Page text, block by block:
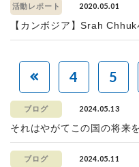
活動レポート 2020.05.01
【カンボジア】Srah
4 5
ブログ 2024.05.13
それはやがてこの国の将
ブログ 2024.05.11